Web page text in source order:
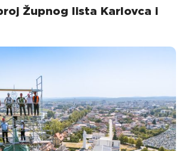
Župnog lista Karlovca i